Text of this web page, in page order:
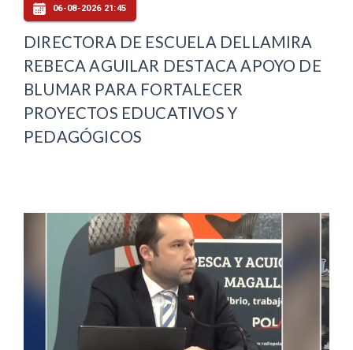
06-08-2026 21:45
DIRECTORA DE ESCUELA DELLAMIRA
REBECA AGUILAR DESTACA APOYO DE
BLUMAR PARA FORTALECER
PROYECTOS EDUCATIVOS Y
PEDAGÓGICOS